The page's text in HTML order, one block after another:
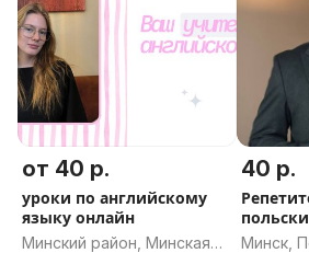
от 40 р.
уроки по английскому
языку онлайн
Минский район, Минская
40 р.
Минск,